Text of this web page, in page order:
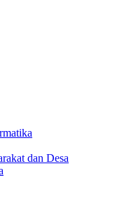
dan Desa